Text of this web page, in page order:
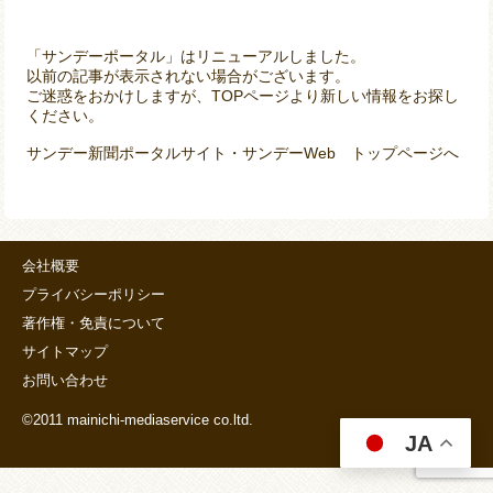
「サンデーポータル」はリニューアルしました。
以前の記事が表示されない場合がございます。
ご迷惑をおかけしますが、TOPページより新しい情報をお探し
ください。
サンデー新聞ポータルサイト・サンデーWeb トップページへ
会社概要
プライバシーポリシー
著作権・免責について
サイトマップ
お問い合わせ
©2011 mainichi-mediaservice co.ltd.
JA